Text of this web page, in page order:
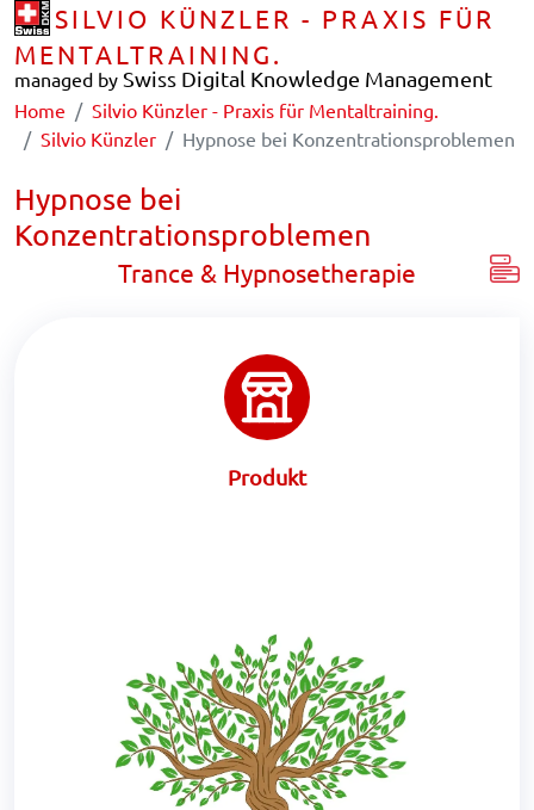
SILVIO KÜNZLER - PRAXIS FÜR
MENTALTRAINING.
managed by Swiss Digital Knowledge Management
Home
Silvio Künzler - Praxis für Mentaltraining.
Silvio Künzler
Hypnose bei Konzentrationsproblemen
Hypnose bei
Konzentrationsproblemen
Trance & Hypnosetherapie
Produkt